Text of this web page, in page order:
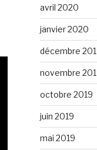
avril 2020
janvier 2020
décembre
novembre
octobre 2019
juin 2019
mai 2019